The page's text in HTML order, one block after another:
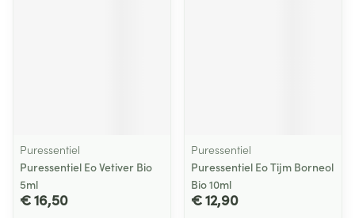
Puressentiel
Puressentiel Eo Vetiver Bio
5ml
€ 16,50
Puressentiel
Puressentiel Eo Tijm Borneol
Bio 10ml
€ 12,90